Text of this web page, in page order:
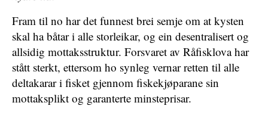
Fram til no har det funnest brei semje om at kysten
skal ha båtar i alle storleikar, og ein desentralisert og
allsidig mottaksstruktur. Forsvaret av Råfisklova har
stått sterkt, ettersom ho synleg vernar retten til alle
deltakarar i fisket gjennom fiskekjøparane sin
mottaksplikt og garanterte minsteprisar.